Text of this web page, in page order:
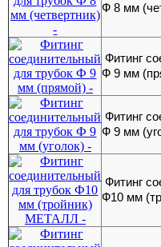
Ф 8 мм
Фитинг
Ф 9 мм
Фитинг
Ф 9 мм
Фитинг
Ф10 мм